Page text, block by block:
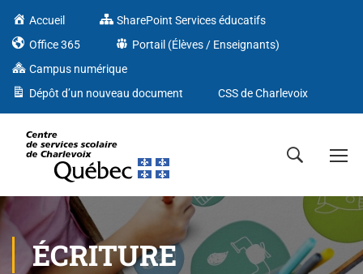
Accueil
SharePoint Services éducatifs
Office 365
Portail (Élèves / Enseignants)
Campus numérique
Dépôt d’un nouveau document
CSS de Charlevoix
ÉCRITURE